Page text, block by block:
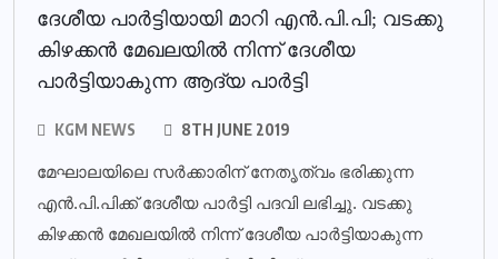
ദേശീയ പാര്‍ട്ടിയായി മാറി എന്‍.പി.പി; വടക്കു
കിഴക്കന്‍ മേഖലയില്‍ നിന്ന് ദേശീയ
പാര്‍ട്ടിയാകുന്ന ആദ്യ പാര്‍ട്ടി
KGM NEWS 8TH JUNE 2019
മേഘാലയിലെ സര്‍ക്കാരിന് നേതൃത്വം ഭരിക്കുന്ന
എന്‍.പി.പിക്ക് ദേശീയ പാര്‍ട്ടി പദവി ലഭിച്ചു. വടക്കു
കിഴക്കന്‍ മേഖലയില്‍ നിന്ന് ദേശീയ പാര്‍ട്ടിയാകുന്ന